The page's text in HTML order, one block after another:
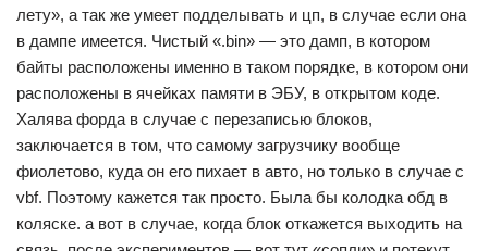
лету», а так же умеет подделывать и цп, в случае если она
в дампе имеется. Чистый «.bin» — это дамп, в котором
байты расположены именно в таком порядке, в котором они
расположены в ячейках памяти в ЭБУ, в открытом коде.
Халява форда в случае с перезаписью блоков,
заключается в том, что самому загрузчику вообще
фиолетово, куда он его пихает в авто, но только в случае с
vbf. Поэтому кажется так просто. Была бы колодка обд в
коляске. а вот в случае, когда блок откажется выходить на